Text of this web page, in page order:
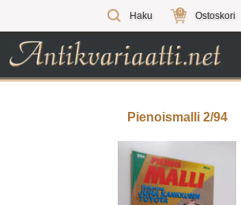
Haku 0 Ostoskori
Pienoismalli 2/94